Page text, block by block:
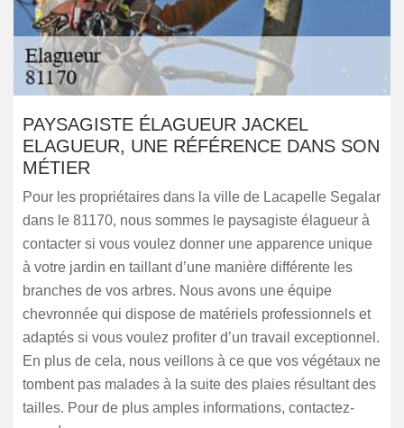
PAYSAGISTE ÉLAGUEUR JACKEL
ELAGUEUR, UNE RÉFÉRENCE DANS SON
MÉTIER
Pour les propriétaires dans la ville de Lacapelle Segalar
dans le 81170, nous sommes le paysagiste élagueur à
contacter si vous voulez donner une apparence unique
à votre jardin en taillant d’une manière différente les
branches de vos arbres. Nous avons une équipe
chevronnée qui dispose de matériels professionnels et
adaptés si vous voulez profiter d’un travail exceptionnel.
En plus de cela, nous veillons à ce que vos végétaux ne
tombent pas malades à la suite des plaies résultant des
tailles. Pour de plus amples informations, contactez-